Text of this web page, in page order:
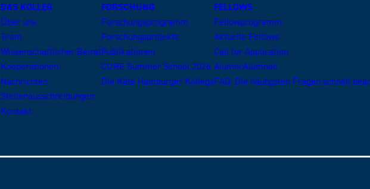
DAS KOLLEG
Über uns
Team
Wissenschaftlicher Beirat
Kooperationen
Nachrichten
Stellenausschreibungen
Kontakt
FORSCHUNG
Forschungsprogramm
Forschungsprojekte
Publikationen
CURE Summer School 2026
Die Käte Hamburger Kollegs
FELLOWS
Fellowprogramm
Aktuelle Fellows
Call for Application
Alumni:Alumnae
FAQ: Die häufigsten Fragen schnell